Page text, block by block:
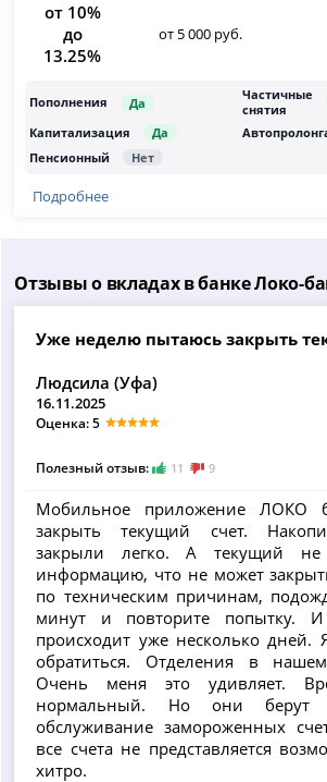
от 10%
до
13.25%
от 5 000 руб.
Подробнее
Отзывы о вкладах в банке Локо-
Уже неделю пытаюсь закрыть
Людсила (Уфа)
16.11.2025
Оценка: 5
Полезный отзыв: 11 9
Мобильное приложение ЛОКО
закрыть текущий счет.
закрыли легко. А текущий не
информацию, что не может
по техническим причинам,
минут и повторите попытку. И
происходит уже несколько дней.
обратиться. Отделения в
Очень меня это удивляет.
нормальный. Но они берут
обслуживание замороженных
все счета не представляется
хитро.